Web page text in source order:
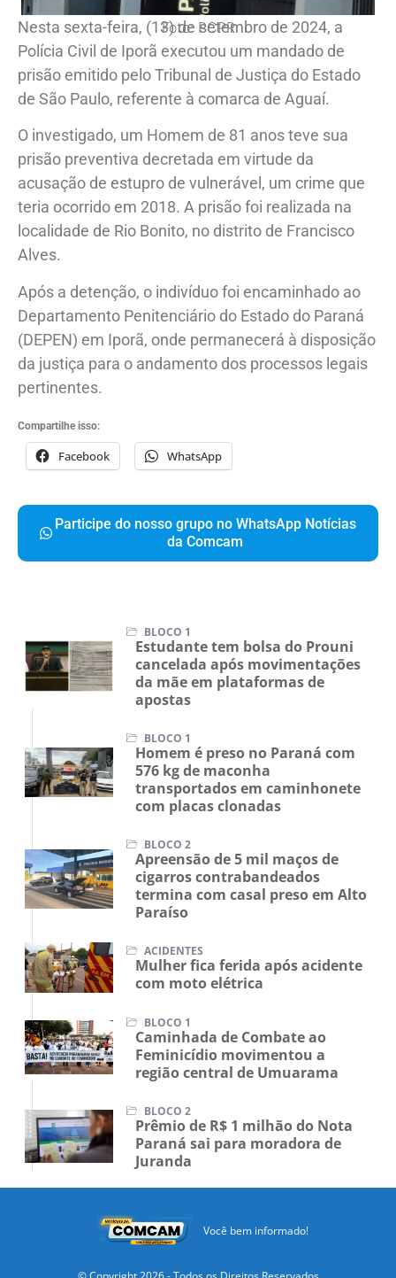
Foto: PCPR
Nesta sexta-feira, (13) de setembro de 2024, a
Polícia Civil de Iporã executou um mandado de
prisão emitido pelo Tribunal de Justiça do Estado
de São Paulo, referente à comarca de Aguaí.
O investigado, um Homem de 81 anos teve sua
prisão preventiva decretada em virtude da
acusação de estupro de vulnerável, um crime que
teria ocorrido em 2018. A prisão foi realizada na
localidade de Rio Bonito, no distrito de Francisco
Alves.
Após a detenção, o indivíduo foi encaminhado ao
Departamento Penitenciário do Estado do Paraná
(DEPEN) em Iporã, onde permanecerá à disposição
da justiça para o andamento dos processos legais
pertinentes.
Compartilhe isso:
Facebook WhatsApp
Participe do nosso grupo no WhatsApp Notícias
da Comcam
BLOCO 1
Estudante tem bolsa do Prouni
cancelada após movimentações
da mãe em plataformas de
apostas
BLOCO 1
Homem é preso no Paraná com
576 kg de maconha
transportados em caminhonete
com placas clonadas
BLOCO 2
Apreensão de 5 mil maços de
cigarros contrabandeados
termina com casal preso em Alto
Paraíso
ACIDENTES
Mulher fica ferida após acidente
com moto elétrica
BLOCO 1
Caminhada de Combate ao
Feminicídio movimentou a
região central de Umuarama
BLOCO 2
Prêmio de R$ 1 milhão do Nota
Paraná sai para moradora de
Juranda
Você bem informado!